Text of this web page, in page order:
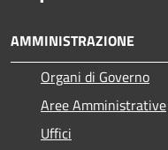
AMMINISTRAZIONE
Organi di Governo
Aree Amministrative
Uffici